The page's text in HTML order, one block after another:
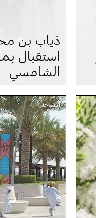
ذياب بن
استقبال
الشامسي
السياحة